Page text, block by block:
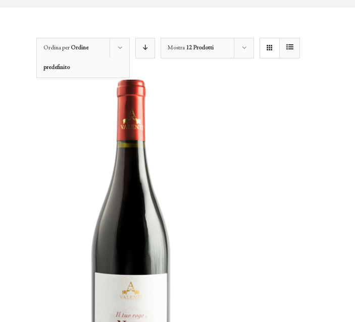
Ordina per Ordine
predefinito
Mostra 12 Prodotti